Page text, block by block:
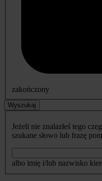
zakończony
Wyszukaj
Jeżeli nie znalazłeś tego
szukane słowo lub frazę
albo imię i/lub nazwisko